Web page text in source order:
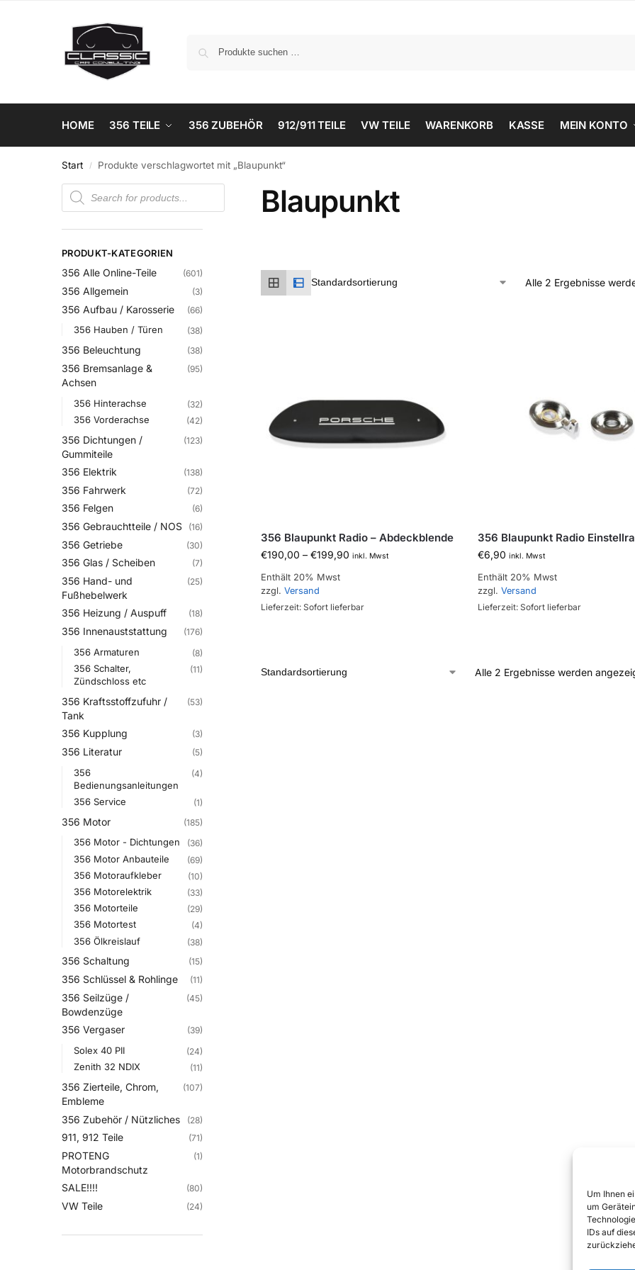
Um Ihnen
um
IDs auf
HOME 356 TEILE 356 ZUBEHÖR 912/911 TEILE VW TEILE WARENKORB KASSE MEIN KONTO
Start / Produkte verschlagwortet mit „Blaupunkt“
Blaupunkt
Alle 2 Ergebnisse
356 Blaupunkt Radio – Abdeckblende
€190,00 – €199,90 inkl. Mwst
Enthält 20% Mwst
zzgl. Versand
Lieferzeit: Sofort lieferbar
356 Blaupunkt Radio
€6,90 inkl. Mwst
Enthält 20% Mwst
zzgl. Versand
Lieferzeit: Sofort lieferbar
Alle 2 Ergebnisse werden
PRODUKT-KATEGORIEN
356 Alle Online-Teile (601)
356 Allgemein (3)
356 Aufbau / Karosserie (66)
356 Hauben / Türen (38)
356 Beleuchtung (38)
356 Bremsanlage &
Achsen
(95)
356 Hinterachse (32)
356 Vorderachse (42)
356 Dichtungen /
Gummiteile
(123)
356 Elektrik (138)
356 Fahrwerk (72)
356 Felgen (6)
356 Gebrauchtteile / NOS (16)
356 Getriebe (30)
356 Glas / Scheiben (7)
356 Hand- und
Fußhebelwerk
(25)
356 Heizung / Auspuff (18)
356 Innenauststattung (176)
356 Armaturen (8)
356 Schalter,
Zündschloss etc
(11)
356 Kraftsstoffzufuhr /
Tank
(53)
356 Kupplung (3)
356 Literatur (5)
356
Bedienungsanleitungen
(4)
356 Service (1)
356 Motor (185)
356 Motor - Dichtungen (36)
356 Motor Anbauteile (69)
356 Motoraufkleber (10)
356 Motorelektrik (33)
356 Motorteile (29)
356 Motortest (4)
356 Ölkreislauf (38)
356 Schaltung (15)
356 Schlüssel & Rohlinge (11)
356 Seilzüge /
Bowdenzüge
(45)
356 Vergaser (39)
Solex 40 PII (24)
Zenith 32 NDIX (11)
356 Zierteile, Chrom,
Embleme
(107)
356 Zubehör / Nützliches (28)
911, 912 Teile (71)
PROTENG
Motorbrandschutz
(1)
SALE!!!! (80)
VW Teile (24)